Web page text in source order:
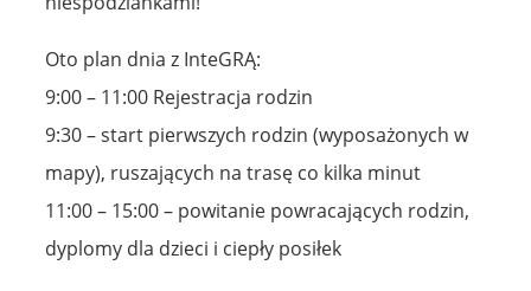
Oto plan dnia z InteGRĄ:
9:00 – 11:00 Rejestracja rodzin
9:30 – start pierwszych rodzin (wyposażonych w
mapy), ruszających na trasę co kilka minut
11:00 – 15:00 – powitanie powracających rodzin,
dyplomy dla dzieci i ciepły posiłek